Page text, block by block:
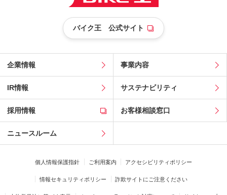
バイク王 公式サイト
企業情報 事業内容
IR情報 サステナビリティ
採用情報 お客様相談窓口
ニュースルーム
個人情報保護指針 ご利用案内 アクセシビリティポリシー
情報セキュリティポリシー 詐欺サイトにご注意ください